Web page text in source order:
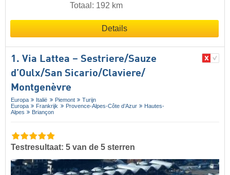
Totaal: 192 km
Details
1. Via Lattea – Sestriere/​Sauze
d’Oulx/​San Sicario/​Claviere/​
Montgenèvre
Europa Italië Piemont
Turijn
Europa
Frankrijk Provence-Alpes-Côte d’Azur
Hautes-
Alpes
Briançon
Testresultaat: 5 van de 5 sterren